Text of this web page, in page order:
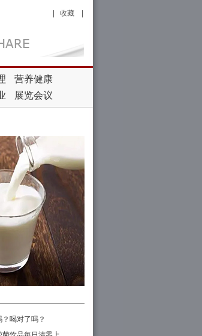
收藏
营养健康
展览会议
喝对了吗？